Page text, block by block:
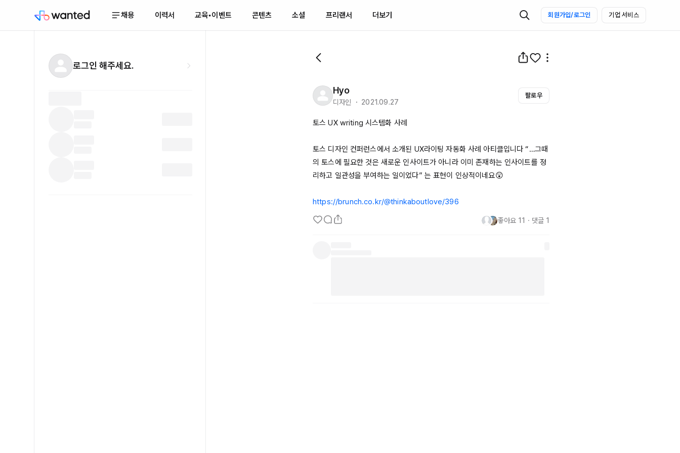
채용 이력서 교육•이벤트 콘텐츠 소셜 프리랜서 더보기 회원가입/로그인 기업 서비스
로그인 해주세요.
Hyo
디자인 ・ 2021.09.27
팔로우
토스 UX writing 시스템화 사례
토스 디자인 컨퍼런스에서 소개된 UX라이팅 자동화 사례 아티클입니다 “…그때
의 토스에 필요한 것은 새로운 인사이트가 아니라 이미 존재하는 인사이트를 정
리하고 일관성을 부여하는 일이었다” 는 표현이 인상적이네요😲
https://brunch.co.kr/@thinkaboutlove/396
좋아요 11 ・ 댓글 1